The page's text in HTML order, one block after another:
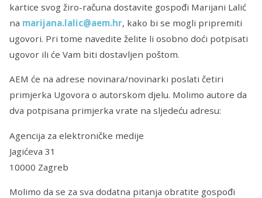
kartice svog žiro-računa dostavite gospođi Marijani Lalić
na marijana.lalic@aem.hr, kako bi se mogli pripremiti
ugovori. Pri tome navedite želite li osobno doći potpisati
ugovor ili će Vam biti dostavljen poštom.
AEM će na adrese novinara/novinarki poslati četiri
primjerka Ugovora o autorskom djelu. Molimo autore da
dva potpisana primjerka vrate na sljedeću adresu:
Agencija za elektroničke medije
Jagićeva 31
10000 Zagreb
Molimo da se za sva dodatna pitanja obratite gospođi